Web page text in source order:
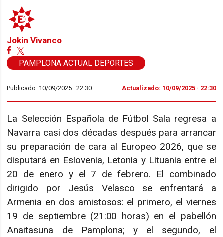
Jokin Vivanco
PAMPLONA ACTUAL DEPORTES
Publicado: 10/09/2025 ·22:30 Actualizado: 10/09/2025 · 22:30
La Selección Española de Fútbol Sala regresa a
Navarra casi dos décadas después para arrancar
su preparación de cara al Europeo 2026, que se
disputará en Eslovenia, Letonia y Lituania entre el
20 de enero y el 7 de febrero. El combinado
dirigido por Jesús Velasco se enfrentará a
Armenia en dos amistosos: el primero, el viernes
19 de septiembre (21:00 horas) en el pabellón
Anaitasuna de Pamplona; y el segundo, el